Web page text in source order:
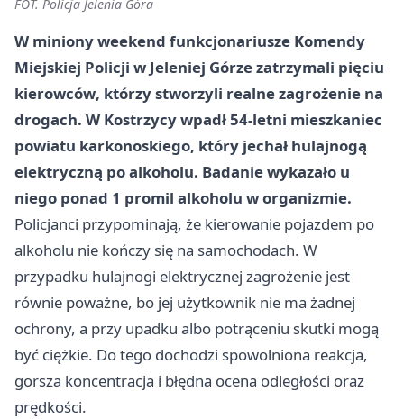
FOT. Policja Jelenia Góra
W miniony weekend funkcjonariusze Komendy
Miejskiej Policji w Jeleniej Górze zatrzymali pięciu
kierowców, którzy stworzyli realne zagrożenie na
drogach. W Kostrzycy wpadł54-letni mieszkaniec
powiatu karkonoskiego, który jechał hulajnogą
elektryczną po alkoholu. Badanie wykazało u
niego ponad 1 promil alkoholu w organizmie.
Policjanci przypominają, że kierowanie pojazdem po
alkoholu nie kończy się na samochodach. W
przypadku hulajnogi elektrycznej zagrożenie jest
równie poważne, bo jej użytkownik nie ma żadnej
ochrony, a przy upadku albo potrąceniu skutki mogą
być ciężkie. Do tego dochodzi spowolniona reakcja,
gorsza koncentracja i błędna ocena odległości oraz
prędkości.